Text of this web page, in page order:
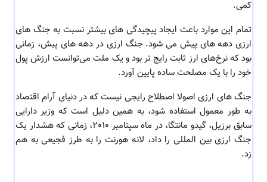
کمی.
تمام این موارد باعث ایجاد پیچیدگی های بیشتر نسبت به جنگ های
ارزی دهه های پیش می شود. جنگ ارزی در دهه های پیش، زمانی
بود که نرخ‌های ارز ثابت رایج‌ تر بود و یک ملت می‌توانست ارزش پول
خود را با یک مصلحت ساده پایین آورد.
جنگ های ارزی اصولا اصطلاح رایجی نیست که در دنیای آرام اقتصاد
به طور معمول استفاده شود، به همین دلیل است که وزیر دارایی
سابق برزیل، گیدو مانتگا، در ماه سپتامبر ٢٠١٠، زمانی که هشدار یک
جنگ ارزی بین المللی را داد، لانه هورنت را به طرز فجیعی به هم
زد.